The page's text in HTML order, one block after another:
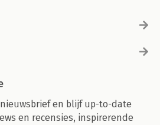
en blijf up-to-date
en recensies, inspirerende